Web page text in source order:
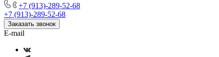
+7 (913)-289-52-68
+7 (913)-289-52-68
Заказать звонок
E-mail